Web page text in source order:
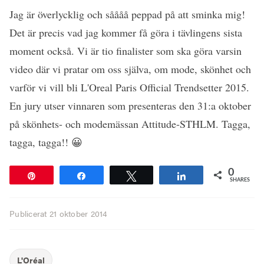
Jag är överlycklig och såååå peppad på att sminka mig!
Det är precis vad jag kommer få göra i tävlingens sista
moment också. Vi är tio finalister som ska göra varsin
video där vi pratar om oss själva, om mode, skönhet och
varför vi vill bli L'Oreal Paris Official Trendsetter 2015.
En jury utser vinnaren som presenteras den 31:a oktober
på skönhets- och modemässan Attitude-STHLM. Tagga,
tagga, tagga!! 😀
Share 0
SHARES
Publicerat 21 oktober 2014